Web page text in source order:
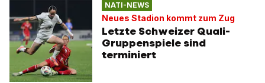
NATI-NEWS
Neues Stadion kommt zum Zug
Letzte Schweizer Quali-
Gruppenspiele sind
terminiert